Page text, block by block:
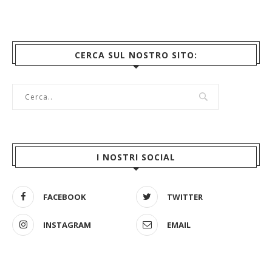
CERCA SUL NOSTRO SITO:
I NOSTRI SOCIAL
FACEBOOK TWITTER
INSTAGRAM EMAIL